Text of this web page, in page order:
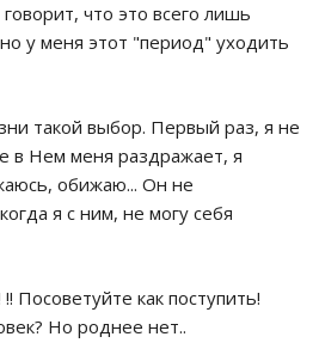
что это всего лишь
у меня этот "период" уходить
такой выбор. Первый раз, я не
в Нем меня раздражает, я
обижаю... Он не
я с ним, не могу себя
Посоветуйте как поступить!
Но роднее нет..